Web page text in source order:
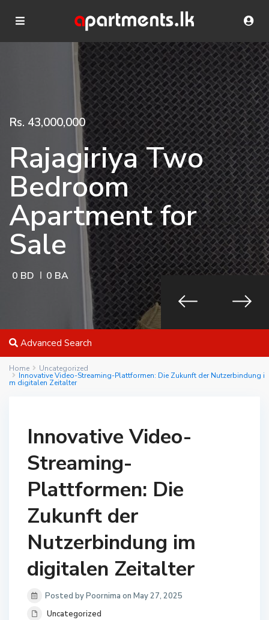
Rs. 43,000,000
Rajagiriya Two
Bedroom
Apartment for
Sale
0 BD 0 BA
Advanced Search
Home Uncategorized
Innovative Video-Streaming-Plattformen: Die Zukunft der Nutzerbindung i
m digitalen Zeitalter
Innovative Video-
Streaming-
Plattformen: Die
Zukunft der
Nutzerbindung im
digitalen Zeitalter
Posted by Poornima on May 27, 2025
Uncategorized